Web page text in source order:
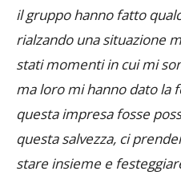
il gruppo hanno fatto
rialzando una situazione
stati momenti in cui mi
ma loro mi hanno dato la
questa impresa fosse
questa salvezza, ci
stare insieme e